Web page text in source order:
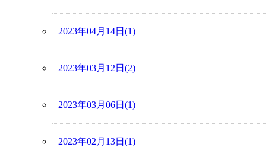
2023年04月14日(1)
2023年03月12日(2)
2023年03月06日(1)
2023年02月13日(1)